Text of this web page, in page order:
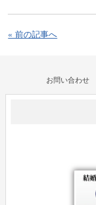
« 前の記事へ
お問い合わせ